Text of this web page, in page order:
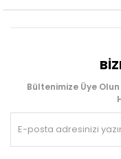
Bültenimize Üye